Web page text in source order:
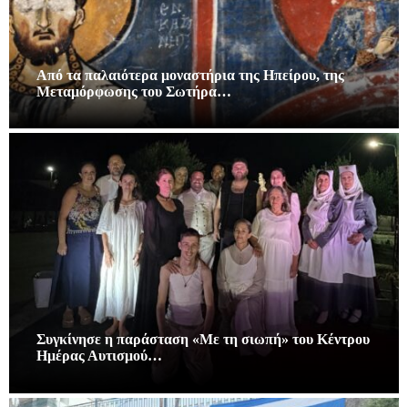
Από τα παλαιότερα μοναστήρια της Ηπείρου, της
Μεταμόρφωσης του Σωτήρα…
Συγκίνησε η παράσταση «Με τη σιωπή» του Κέντρου
Ημέρας Αυτισμού…